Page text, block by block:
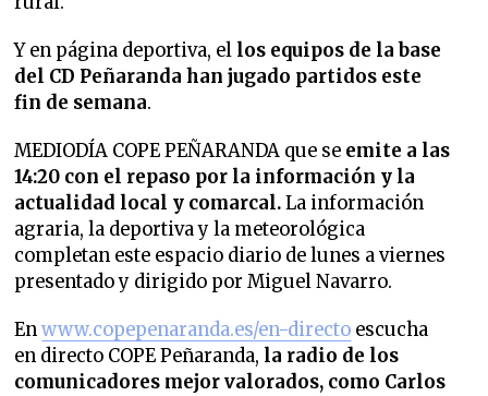
Y en página deportiva, el los equipos de la base
del CD Peñaranda han jugado partidos este
fin de semana.
MEDIODÍA COPE PEÑARANDA que se emite a las
14:20 con el repaso por la información y la
actualidad local y comarcal.La información
agraria, la deportiva y la meteorológica
completan este espacio diario de lunes a viernes
presentado y dirigido por Miguel Navarro.
Enwww.copepenaranda.es/en-directo escucha
en directo COPE Peñaranda, la radio de los
comunicadores mejor valorados, como Carlos